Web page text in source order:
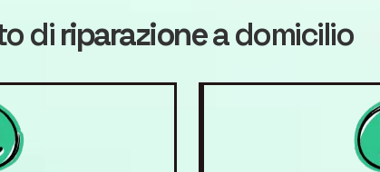
diriparazionea domicilio